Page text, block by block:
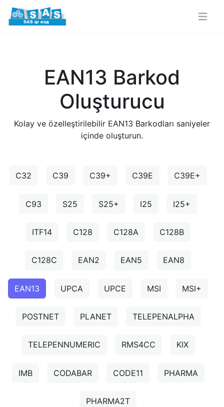
EAN13 Barkod
Oluşturucu
Kolay ve özelleştirilebilir EAN13 Barkodları saniyeler
içinde oluşturun.
C32 C39 C39+ C39E C39E+
C93 S25 S25+ I25 I25+
ITF14 C128 C128A C128B
C128C EAN2 EAN5 EAN8
EAN13 UPCA UPCE MSI MSI+
POSTNET PLANET TELEPENALPHA
TELEPENNUMERIC RMS4CC KIX
IMB CODABAR CODE11 PHARMA
PHARMA2T